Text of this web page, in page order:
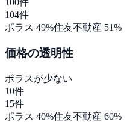
100件
104件
ポラス 49%住友不動産 51%
価格の透明性
ポラスが少ない
10件
15件
ポラス 40%住友不動産 60%